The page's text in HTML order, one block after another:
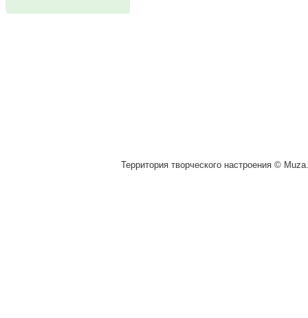
Территория творческого настроения ©